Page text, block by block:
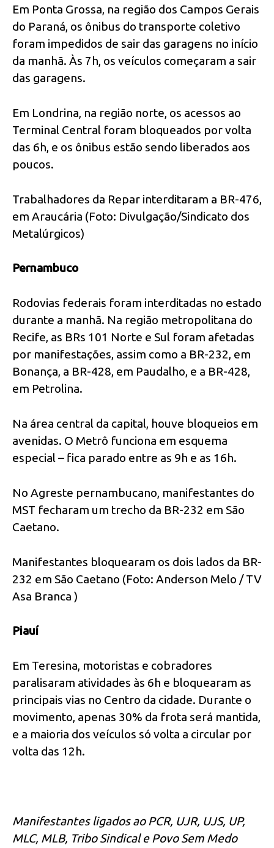
Em Ponta Grossa, na região dos Campos Gerais
do Paraná, os ônibus do transporte coletivo
foram impedidos de sair das garagens no início
da manhã. Às 7h, os veículos começaram a sair
das garagens.
Em Londrina, na região norte, os acessos ao
Terminal Central foram bloqueados por volta
das 6h, e os ônibus estão sendo liberados aos
poucos.
Trabalhadores da Repar interditaram a BR-476,
em Araucária (Foto: Divulgação/Sindicato dos
Metalúrgicos)
Pernambuco
Rodovias federais foram interditadas no estado
durante a manhã. Na região metropolitana do
Recife, as BRs 101 Norte e Sul foram afetadas
por manifestações, assim como a BR-232, em
Bonança, a BR-428, em Paudalho, e a BR-428,
em Petrolina.
Na área central da capital, houve bloqueios em
avenidas. O Metrô funciona em esquema
especial – fica parado entre as 9h e as 16h.
No Agreste pernambucano, manifestantes do
MST fecharam um trecho da BR-232 em São
Caetano.
Manifestantes bloquearam os dois lados da BR-
232 em São Caetano (Foto: Anderson Melo / TV
Asa Branca )
Piauí
Em Teresina, motoristas e cobradores
paralisaram atividades às 6h e bloquearam as
principais vias no Centro da cidade. Durante o
movimento, apenas 30% da frota será mantida,
e a maioria dos veículos só volta a circular por
volta das 12h.
Manifestantes ligados ao PCR, UJR, UJS, UP,
MLC, MLB, Tribo Sindical e Povo Sem Medo